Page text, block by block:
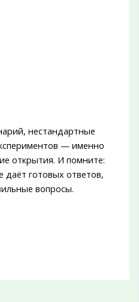
нестандартные
— именно
открытия. И помните:
даёт готовых ответов,
вопросы.